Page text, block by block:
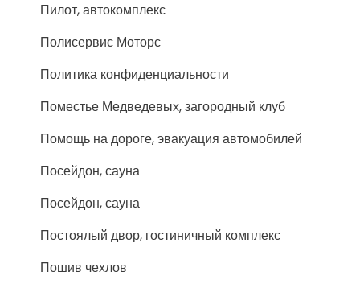
Пилот, автокомплекс
Полисервис Моторс
Политика конфиденциальности
Поместье Медведевых, загородный клуб
Помощь на дороге, эвакуация автомобилей
Посейдон, сауна
Посейдон, сауна
Постоялый двор, гостиничный комплекс
Пошив чехлов